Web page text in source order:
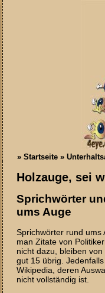
»Startseite »
Holzauge, sei
Sprichwörter
ums Auge
Sprichwörter rund ums
man Zitate von
nicht dazu, bleiben
gut 15 übrig.
Wikipedia, deren
nicht vollständig ist.